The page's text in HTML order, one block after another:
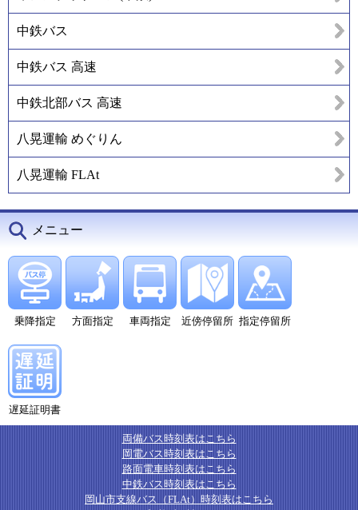
中鉄バス
中鉄バス 高速
中鉄北部バス 高速
八晃運輸 めぐりん
八晃運輸 FLAt
メニュー
乗降指定 方面指定 車両指定 近傍停留所 指定停留所
遅延証明書
両備バス時刻表はこちら
岡電バス時刻表はこちら
路面電車時刻表はこちら
中鉄バス時刻表はこちら
岡山市支線バス（FLAt）時刻表はこちら